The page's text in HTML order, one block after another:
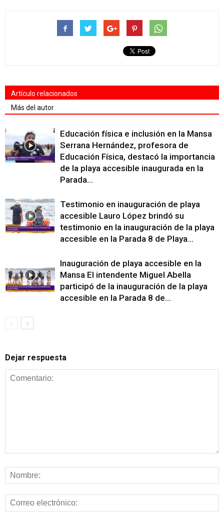
Artículo relacionados
Más del autor
Educación física e inclusión en la Mansa
Serrana Hernández, profesora de
Educación Física, destacó la importancia
de la playa accesible inaugurada en la
Parada...
Testimonio en inauguración de playa
accesible Lauro López brindó su
testimonio en la inauguración de la playa
accesible en la Parada 8 de Playa...
Inauguración de playa accesible en la
Mansa El intendente Miguel Abella
participó de la inauguración de la playa
accesible en la Parada 8 de...
Dejar respuesta